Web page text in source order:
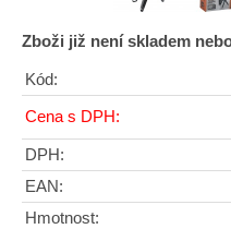
Zboži již není skladem
Kód:
Cena s DPH:
DPH:
EAN:
Hmotnost: